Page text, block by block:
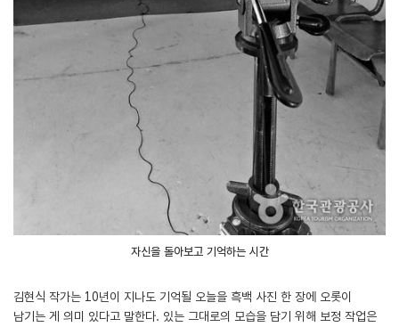
자신을 돌아보고 기억하는 시간
김현식 작가는 10년이 지나도 기억될 오늘을 흑백 사진 한 장에 오롯이
남기는 게 의미 있다고 말한다. 있는 그대로의 모습을 담기 위해 보정 작업은